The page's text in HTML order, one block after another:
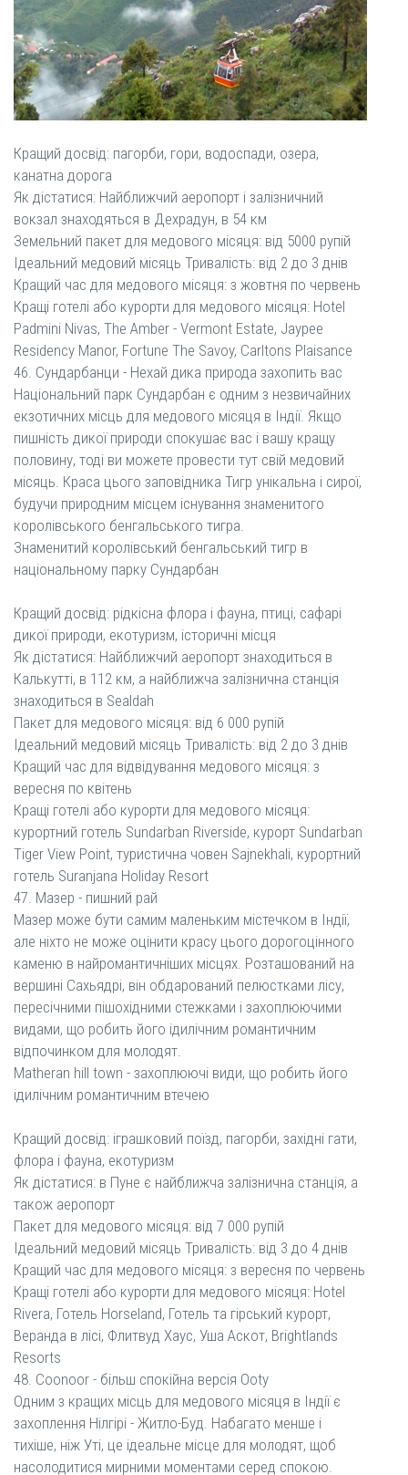
Кращий досвід: пагорби, гори, водоспади, озера,
канатна дорога
Як дістатися: Найближчий аеропорт і залізничний
вокзал знаходяться в Дехрадун, в 54 км
Земельний пакет для медового місяця: від 5000 рупій
Ідеальний медовий місяць Тривалість: від 2 до 3 днів
Кращий час для медового місяця: з жовтня по червень
Кращі готелі або курорти для медового місяця: Hotel
Padmini Nivas, The Amber - Vermont Estate, Jaypee
Residency Manor, Fortune The Savoy, Carltons Plaisance
46. ​​Сундарбанци - Нехай дика природа захопить вас
Національний парк Сундарбан є одним з незвичайних
екзотичних місць для медового місяця в Індії. Якщо
пишність дикої природи спокушає вас і вашу кращу
половину, тоді ви можете провести тут свій медовий
місяць. Краса цього заповідника Тигр унікальна і сирої,
будучи природним місцем існування знаменитого
королівського бенгальського тигра.
Знаменитий королівський бенгальський тигр в
національному парку Сундарбан
Кращий досвід: рідкісна флора і фауна, птиці, сафарі
дикої природи, екотуризм, історичні місця
Як дістатися: Найближчий аеропорт знаходиться в
Калькутті, в 112 км, а найближча залізнична станція
знаходиться в Sealdah
Пакет для медового місяця: від 6 000 рупій
Ідеальний медовий місяць Тривалість: від 2 до 3 днів
Кращий час для відвідування медового місяця: з
вересня по квітень
Кращі готелі або курорти для медового місяця:
курортний готель Sundarban Riverside, курорт Sundarban
Tiger View Point, туристична човен Sajnekhali, курортний
готель Suranjana Holiday Resort
47. Мазер - пишний рай
Мазер може бути самим маленьким містечком в Індії,
але ніхто не може оцінити красу цього дорогоцінного
каменю в найромантичніших місцях. Розташований на
вершині Сахьядрі, він обдарований пелюстками лісу,
пересічними пішохідними стежками і захоплюючими
видами, що робить його ідилічним романтичним
відпочинком для молодят.
Matheran hill town - захоплюючі види, що робить його
ідилічним романтичним втечею
Кращий досвід: іграшковий поїзд, пагорби, західні гати,
флора і фауна, екотуризм
Як дістатися: в Пуне є найближча залізнична станція, а
також аеропорт
Пакет для медового місяця: від 7 000 рупій
Ідеальний медовий місяць Тривалість: від 3 до 4 днів
Кращий час для медового місяця: з вересня по червень
Кращі готелі або курорти для медового місяця: Hotel
Rivera, Готель Horseland, Готель та гірський курорт,
Веранда в лісі, Флитвуд Хаус, Уша Аскот, Brightlands
Resorts
48. Coonoor - більш спокійна версія Ooty
Одним з кращих місць для медового місяця в Індії є
захоплення Нілгірі - Житло-Буд. Набагато менше і
тихіше, ніж Уті, це ідеальне місце для молодят, щоб
насолодитися мирними моментами серед спокою.